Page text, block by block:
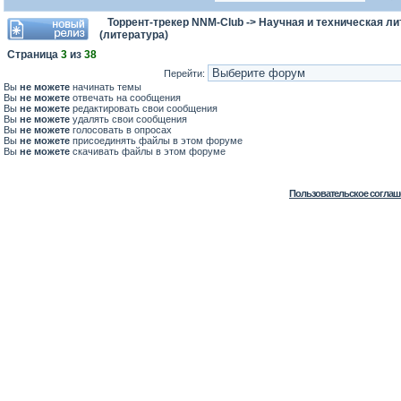
Торрент-трекер NNM-Club -> Научная и техническая
(литература)
Страница 3 из 38
Перейти:
Вы не можете начинать темы
Вы не можете отвечать на сообщения
Вы не можете редактировать свои сообщения
Вы не можете удалять свои сообщения
Вы не можете голосовать в опросах
Вы не можете присоединять файлы в этом форуме
Вы не можете скачивать файлы в этом форуме
Пользовательское